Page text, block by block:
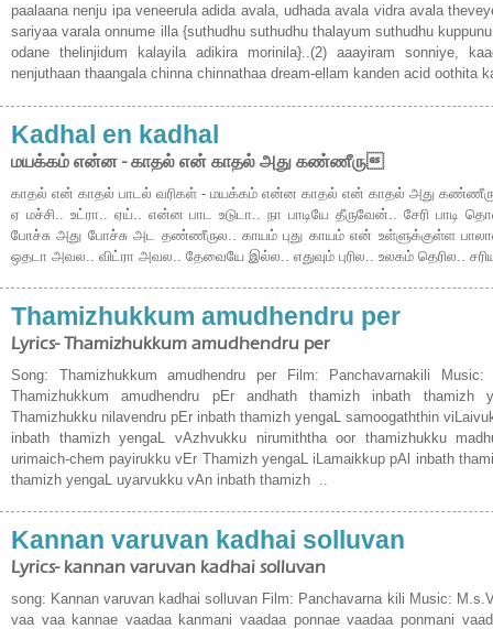
paalaana nenju ipa veneerula adida avala, udhada avala vidra avala
sariyaa varala onnume illa {suthudhu suthudhu thalayum suthudhu
odane thelinjidum kalayila adikira morinila}..(2) aaayiram sonniye,
nenjuthaan thaangala chinna chinnathaa dream-ellam kanden acid oothita
Kadhal en kadhal
மயக்கம் என்ன - காதல் என் காதல் அது கண்ணீரு
காதல் என் காதல் பாடல் வரிகள் - மயக்கம் என்ன காதல் என் காதல் அது
ஏ மச்சி.. உட்ரா.. ஏய்.. என்ன பாட உடுடா.. நா பாடியே தீருவேன்.. சேரி
போச்சு அது போச்சு அட தண்ணீருல.. காயம் புது காயம் என் உள்ளுக்குள்ள
ஒதடா அவல.. விட்ரா அவல.. தேவையே இல்ல.. எதுவும் புரில.. உலகம் தெரில..
Thamizhukkum amudhendru per
Lyrics- Thamizhukkum amudhendru per
Song: Thamizhukkum amudhendru per Film: Panchavarnakili Music:
Thamizhukkum amudhendru pEr andhath thamizh inbath thamizh
Thamizhukku nilavendru pEr inbath thamizh yengaL samoogaththin
inbath thamizh yengaL vAzhvukku nirumiththa oor thamizhukku
urimaich-chem payirukku vEr Thamizh yengaL iLamaikkup pAl inbath
thamizh yengaL uyarvukku vAn inbath thamizh ..
Kannan varuvan kadhai solluvan
Lyrics- kannan varuvan kadhai solluvan
song: Kannan varuvan kadhai solluvan Film: Panchavarna kili Music:
vaa vaa kannae vaadaa kanmani vaadaa ponnae vaadaa ponmani